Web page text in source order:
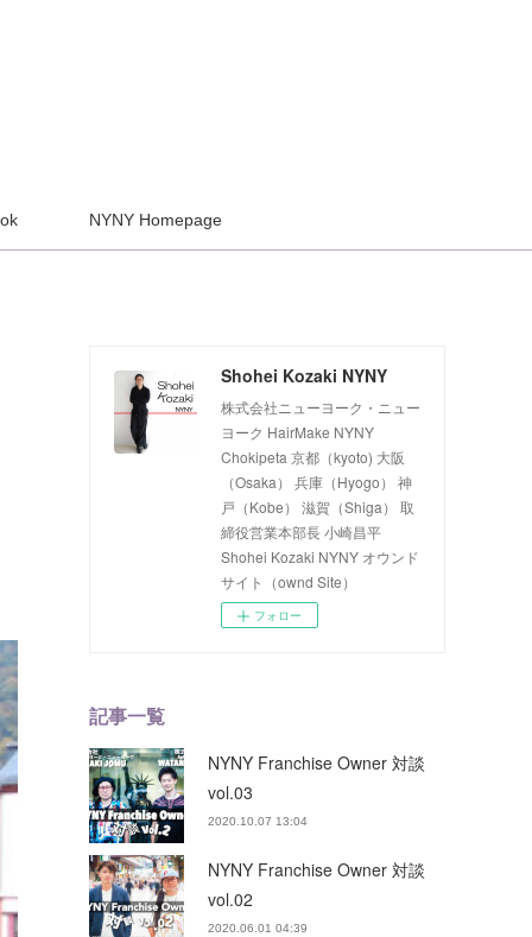
NYNY Homepage
Shohei Kozaki NYNY
株式会社ニューヨーク・ニュー
ヨーク HairMake NYNY
Chokipeta 京都（kyoto) 大阪
（Osaka） 兵庫（Hyogo） 神
戸（Kobe） 滋賀（Shiga） 取
締役営業本部長 小崎昌平
Shohei Kozaki NYNY オウンド
サイト（ownd Site）
フォロー
記事一覧
NYNY Franchise Owner 対談
vol.03
2020.10.07 13:04
NYNY Franchise Owner 対談
vol.02
2020.06.01 04:39